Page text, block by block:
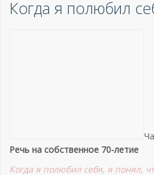
Когда я полюбил
Речь на собственное 70-летие
Когда я полюбил себя, я понял,